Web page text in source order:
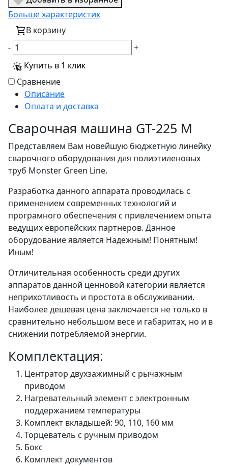
Больше характеристик
В корзину
-
+
Купить в 1 клик
Сравнение
Описание
Оплата и доставка
Сварочная машина GT-225 М
Представляем Вам новейшую бюджетную линейку
сварочного оборудования для полиэтиленовых
труб Monster Green Line.
Разработка данного аппарата проводилась с
применением современных технологий и
програмного обеспечения с привлечением опыта
ведущих европейских партнеров. Данное
оборудование является Надежным! Понятным!
Иным!
Отличительная особенность среди других
аппаратов данной ценновой категории является
неприхотливость и простота в обслуживании.
Наиболее дешевая цена заключается не только в
сравнительно небольшом весе и габаритах, но и в
снижении потребляемой энергии.
Комплектация:
Центратор двухзажимный с рычажным
приводом
Нагревательный элемент с электронным
поддержанием температуры
Комплект вкладышей: 90, 110, 160 мм
Торцеватель с ручным приводом
Бокс
Комплект документов